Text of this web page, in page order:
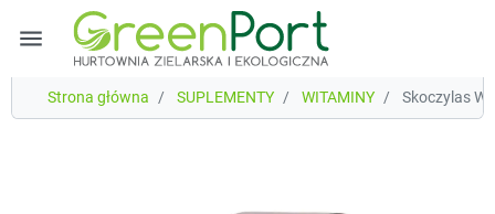
menu
Strona główna SUPLEMENTY WITAMINY Skoczylas